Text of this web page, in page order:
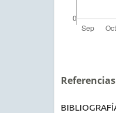
Referencias